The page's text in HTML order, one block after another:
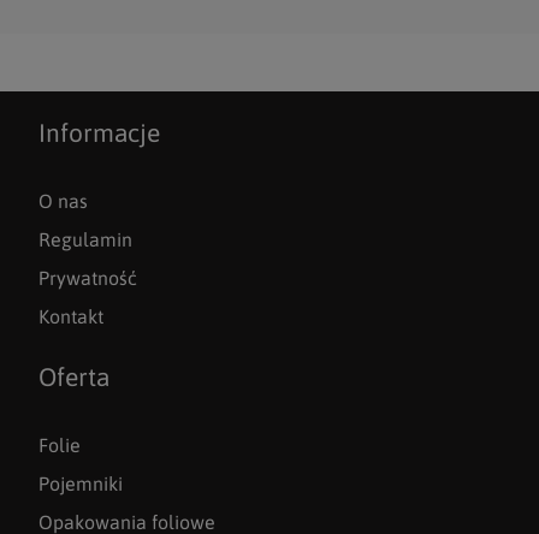
Informacje
O nas
Regulamin
Prywatność
Kontakt
Oferta
Folie
Pojemniki
Opakowania foliowe